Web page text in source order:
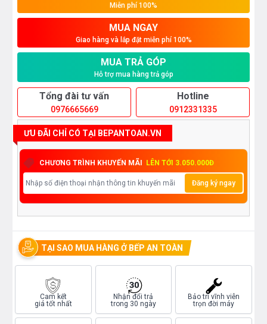
Miễn phí 100%
MUA NGAY
Giao hàng và lắp đặt miễn phí 100%
MUA TRẢ GÓP
Hỗ trợ mua hàng trả góp
Tổng đài tư vấn
0976665669
Hotline
0912331335
ƯU ĐÃI CHỈ CÓ TẠI BEPANTOAN.VN
CHƯƠNG TRÌNH KHUYẾN MÃI LÊN TỚI 3.050.000Đ
Đăng ký ngay
TẠI SAO MUA HÀNG Ở BẾP AN TOÀN
Cam kết
giá tốt nhất
Nhận đổi trả
trong 30 ngày
Bảo trì vĩnh viễn
trọn đời máy